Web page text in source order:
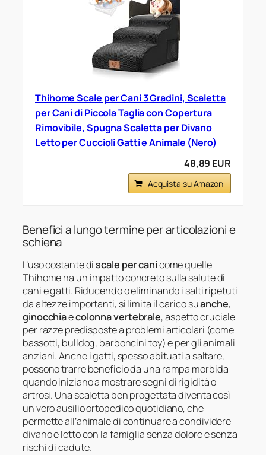
Thihome Scale per Cani 3 Gradini, Scaletta
per Cani di Piccola Taglia con Copertura
Rimovibile, Spugna Scaletta per Divano
Letto per Cuccioli Gatti e Animale (Nero)
48,89 EUR
Acquista su Amazon
Benefici a lungo termine per articolazioni e
schiena
L’uso costante discale per canicome quelle
Thihome ha un impatto concreto sulla salute di
cani e gatti. Riducendo o eliminando i salti ripetuti
da altezze importanti, si limita il carico suanche,
ginocchiaecolonna vertebrale, aspetto cruciale
per razze predisposte a problemi articolari (come
bassotti, bulldog, barboncini toy) e per gli animali
anziani. Anche i gatti, spesso abituati a saltare,
possono trarre beneficio da una rampa morbida
quando iniziano a mostrare segni di rigidità o
artrosi. Una scaletta ben progettata diventa così
un vero ausilio ortopedico quotidiano, che
permette all’animale di continuare a condividere
divano e letto con la famiglia senza dolore e senza
rischi di cadute.